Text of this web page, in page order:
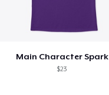
Main Character Spark
$23